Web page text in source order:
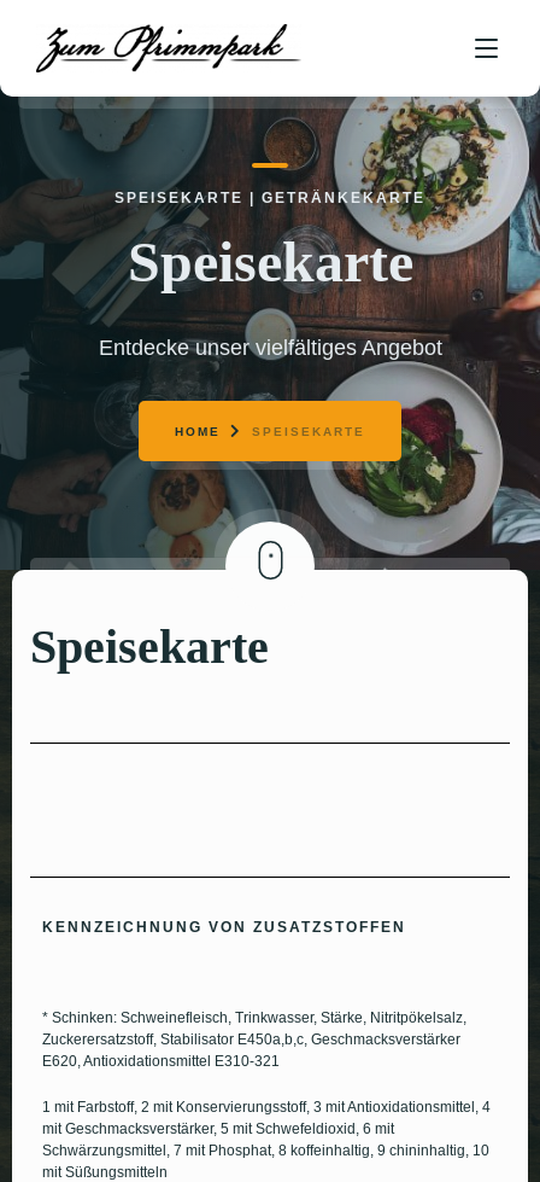
ÜBER UNS
SPEISEKARTE
GETRÄNKEKARTE
SPEISEKARTE | GETRÄNKEKARTE
Speisekarte
Entdecke unser vielfältiges Angebot
HOME SPEISEKARTE
Speisekarte
KENNZEICHNUNG VON ZUSATZSTOFFEN
* Schinken: Schweinefleisch, Trinkwasser, Stärke, Nitritpökelsalz,
Zuckerersatzstoff, Stabilisator E450a,b,c, Geschmacksverstärker
E620, Antioxidationsmittel E310-321
1 mit Farbstoff, 2 mit Konservierungsstoff, 3 mit Antioxidationsmittel, 4
mit Geschmacksverstärker, 5 mit Schwefeldioxid, 6 mit
Schwärzungsmittel, 7 mit Phosphat, 8 koffeinhaltig, 9 chininhaltig, 10
mit Süßungsmitteln